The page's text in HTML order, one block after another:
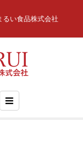
るい食品株式会社